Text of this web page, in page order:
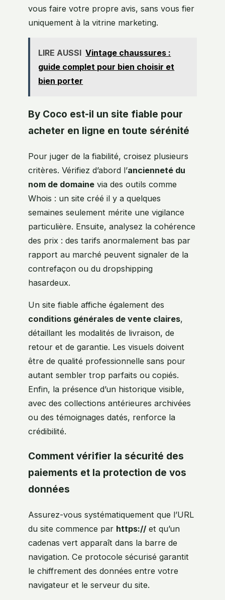
vous faire votre propre avis, sans vous fier
uniquement à la vitrine marketing.
LIRE AUSSI Vintage chaussures :
guide complet pour bien choisir et
bien porter
By Coco est-il un site fiable pour
acheter en ligne en toute sérénité
Pour juger de la fiabilité, croisez plusieurs
critères. Vérifiez d’abord l’ancienneté du
nom de domaine via des outils comme
Whois : un site créé il y a quelques
semaines seulement mérite une vigilance
particulière. Ensuite, analysez la cohérence
des prix : des tarifs anormalement bas par
rapport au marché peuvent signaler de la
contrefaçon ou du dropshipping
hasardeux.
Un site fiable affiche également des
conditions générales de vente claires,
détaillant les modalités de livraison, de
retour et de garantie. Les visuels doivent
être de qualité professionnelle sans pour
autant sembler trop parfaits ou copiés.
Enfin, la présence d’un historique visible,
avec des collections antérieures archivées
ou des témoignages datés, renforce la
crédibilité.
Comment vérifier la sécurité des
paiements et la protection de vos
données
Assurez-vous systématiquement que l’URL
du site commence par https:// et qu’un
cadenas vert apparaît dans la barre de
navigation. Ce protocole sécurisé garantit
le chiffrement des données entre votre
navigateur et le serveur du site.